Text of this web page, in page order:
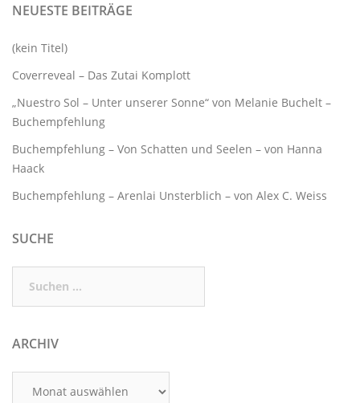
NEUESTE BEITRÄGE
(kein Titel)
Coverreveal – Das Zutai Komplott
„Nuestro Sol – Unter unserer Sonne“ von Melanie Buchelt –
Buchempfehlung
Buchempfehlung – Von Schatten und Seelen – von Hanna
Haack
Buchempfehlung – Arenlai Unsterblich – von Alex C. Weiss
SUCHE
nach:
ARCHIV